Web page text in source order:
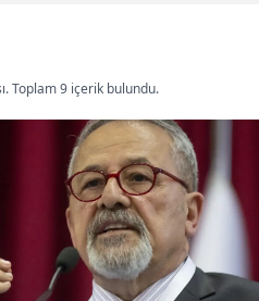
Toplam 9 içerik bulundu.